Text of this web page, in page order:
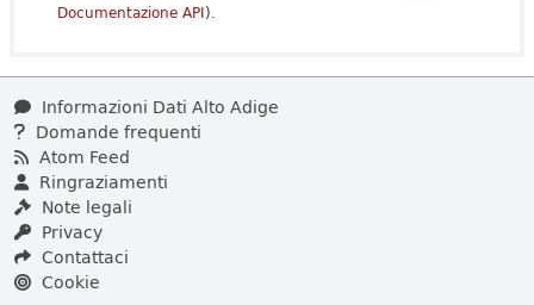
Documentazione API).
Informazioni Dati Alto Adige
Domande frequenti
Atom Feed
Ringraziamenti
Note legali
Privacy
Contattaci
Cookie